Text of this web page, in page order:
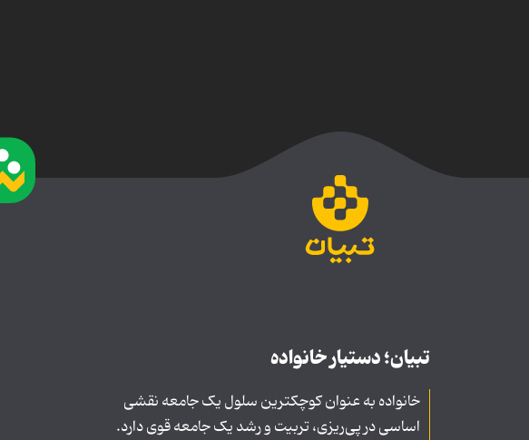
تبیان؛ دستیار خانواده
خانواده به عنوان کوچکترین سلول یک جامعه نقشی
اساسی در پی‌ریزی، تربیت و رشد یک جامعه قوی دارد.